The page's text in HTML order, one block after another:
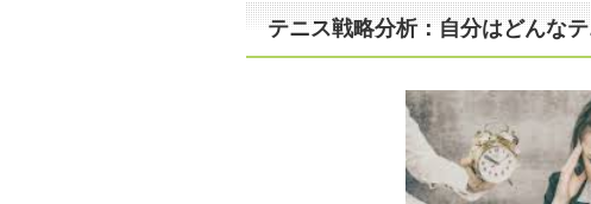
テニス戦略分析：自分はどんな